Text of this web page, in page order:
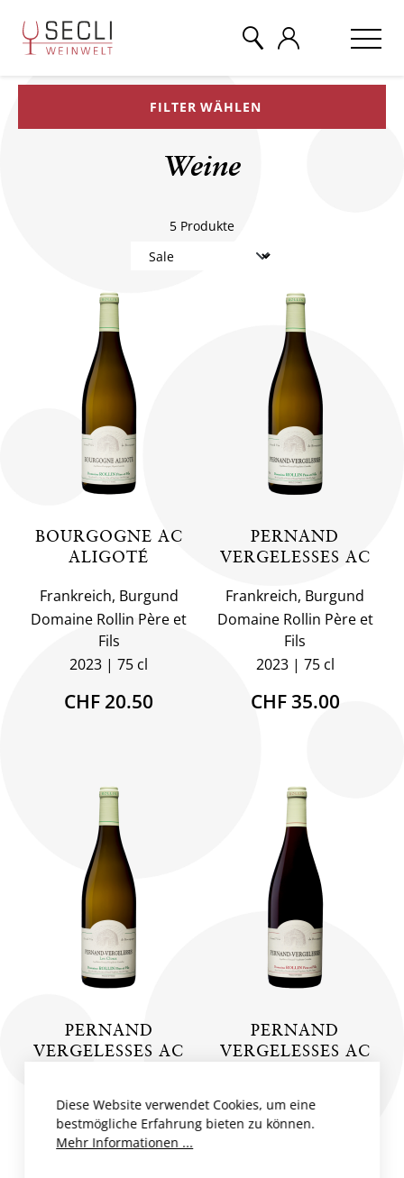
Weine
FILTER WÄHLEN
5 Produkte
BOURGOGNE AC
ALIGOTÉ
Frankreich, Burgund
Domaine Rollin Père et
Fils
2023
75 cl
CHF 20.50
PERNAND
VERGELESSES AC
Frankreich, Burgund
Domaine Rollin Père et
Fils
2023
75 cl
CHF 35.00
PERNAND
VERGELESSES AC
Frankreich, Burgund
Domaine Rollin Père et
Fils
PERNAND
VERGELESSES AC
Frankreich, Burgund
Domaine Rollin Père et
ÜBER UNS
KONTAKT
Diese Website verwendet Cookies, um eine
bestmögliche Erfahrung bieten zu können.
Mehr Informationen ...